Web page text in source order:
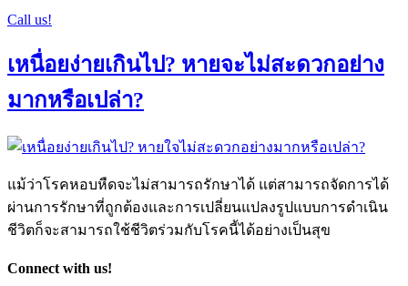
Call us!
เหนื่อยง่ายเกินไป? หายจะไม่สะดวกอย่าง
มากหรือเปล่า?
แม้ว่าโรคหอบหืดจะไม่สามารถรักษาได้ แต่สามารถจัดการได้
ผ่านการรักษาที่ถูกต้องและการเปลี่ยนแปลงรูปแบบการดำเนิน
ชีวิตก็จะสามารถใช้ชีวิตร่วมกับโรคนี้ได้อย่างเป็นสุข
Connect with us!